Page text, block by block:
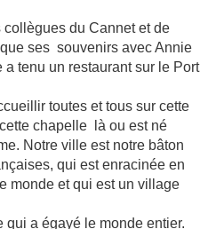
collègues du Cannet et de
ses souvenirs avec Annie
tenu un restaurant sur le Port
toutes et tous sur cette
chapelle là ou est né
Notre ville est notre bâton
qui est enracinée en
monde et qui est un village
a égayé le monde entier.